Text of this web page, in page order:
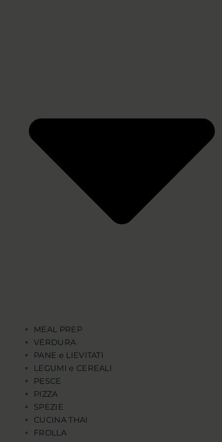
MEAL PREP
VERDURA
PANE e LIEVITATI
LEGUMI e CEREALI
PESCE
PIZZA
SPEZIE
CUCINA THAI
FROLLA